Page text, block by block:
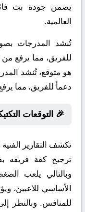
يضمن جودة بث
العالمية.
تُنشد المدرجات
للفريق، مما يرفع من
هو متوقع، تُنشد
دعماً للفريق، مما
🎉 التوقعات
تكشف التقارير
ترجيح كفة فريقه
وبالتالي يلعب
الأساسي للاعبين،
للمنافس. وبالنظر